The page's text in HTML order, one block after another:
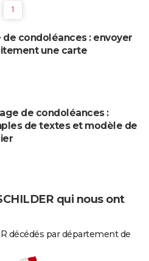
1
de condoléances : envoyer
une carte
de condoléances :
de textes et modèle de
qui nous ont
décédés par département de